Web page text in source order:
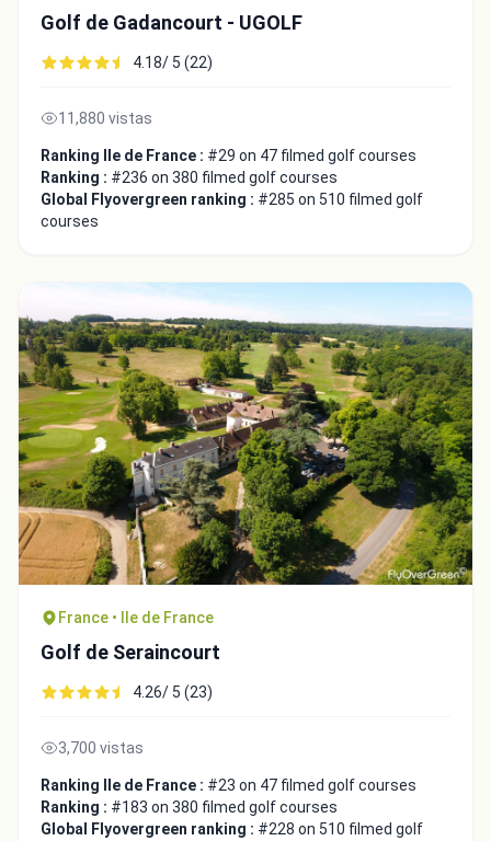
Golf de Gadancourt - UGOLF
4.18/ 5 (22)
11,880 vistas
Ranking Ile de France : #29 on 47 filmed golf courses
Ranking : #236 on 380 filmed golf courses
Global Flyovergreen ranking : #285 on 510 filmed golf
courses
France • Ile de France
Golf de Seraincourt
4.26/ 5 (23)
3,700 vistas
Ranking Ile de France : #23 on 47 filmed golf courses
Ranking : #183 on 380 filmed golf courses
Global Flyovergreen ranking : #228 on 510 filmed golf